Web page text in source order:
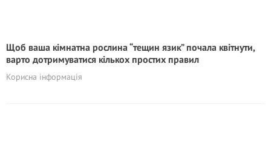
Щоб ваша кімнатна рослина “тещин язик” почала квітнути,
варто дотримуватися кількох простих правил
Корисна інформація